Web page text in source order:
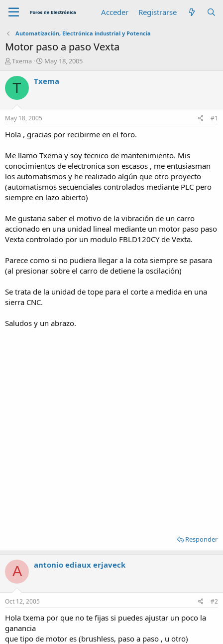
Acceder Registrarse
Automatización, Electrónica industrial y Potencia
Motor paso a paso Vexta
A
t
o
r
Txema
F
c
n
i
o
May 18, 2005
T Txema
May 18, 2005 #1
Hola , gracias por recibirme en el foro.
Me llamo Txema y soy tecnico de mantenimiento. Mis
conocimientos de electronica son escasos , me entusiasman
los automatismos y he realizado algún que otro proyecto
(automatismos secuenciales controlados mediante PLC pero
siempre en lazo abierto)
Me gustaria saber el motivo de la vibración de un carro
accionado en una unidad lineal mediante un motor paso paso
Vexta controlado por un modulo FBLD120CY de Vexta.
Parece como si no pudiera llegar a la cota siempre se pasara
(al presionar sobre el carro de detiene la oscilación)
Se trata de la unidad de tope para el corte a medida en una
sierra CNC.
Saludos y un abrazo.
Responder
A antonio ediaux erjaveck
Oct 12, 2005 #2
Hola txema por que no te fijas si puedes ajustar un poco la
ganancia
que tipo de motor es (brushless, paso a paso , u otro)